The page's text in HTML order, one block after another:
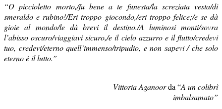
“O piccioletto morto,/fu bene a te funesta/la screziata vesta/di
smeraldo e rubino!/Eri troppo giocondo,/eri troppo felice;/e se dà
gioie al mondo/le dà brevi il destino./A luminosi monti/sovra
l’abisso oscuro/viaggiavi sicuro,/e il cielo azzurro e il flutto/credevi
tuo, credevi/eterno quell’immenso/tripudio, e non sapevi / che solo
eterno è il lutto.”
Vittoria Aganoorda “A un colibrì
imbalsamato”